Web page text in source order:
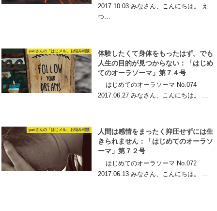
2017.10.03 みなさん、こんにちは。 え
つ…
pariさんの「はじメル」お悩み相談
体験したくて身体をもったはず。でも
人生の目的が見つからない：「はじめ
てのオーラソーマ」第７４号
はじめてのオーラソーマ No.074
2017.06.27 みなさん、こんにちは。 …
pariさんの「はじメル」お悩み相談
人間は感情をまったく抑圧せずには生
きられません：「はじめてのオーラソ
ーマ」第７２号
はじめてのオーラソーマ No.072
2017.06.13 みなさん、こんにちは。 …